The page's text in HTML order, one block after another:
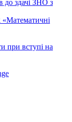
до здачі ЗНО з
«Математичні
при вступі на